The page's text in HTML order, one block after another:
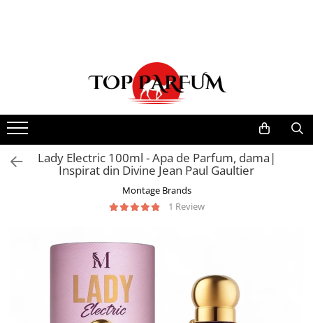
Pachete FEMEI
Pachete BARBATI
Pachete EL si EA
Parfumuri Femei
Cele mai noi
Parfumuri Citrice
Parfumuri Condimentate
Lady Electric 100ml - Apa de Parfum, dama|
Inspirat din Divine Jean Paul Gaultier
Montage Brands
1 Review